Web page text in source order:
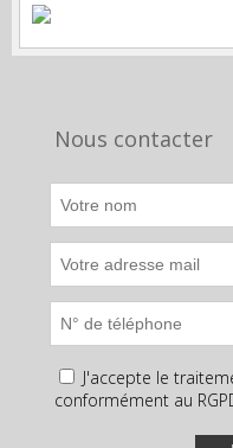
Nous contacter
J'accepte le
conformément au